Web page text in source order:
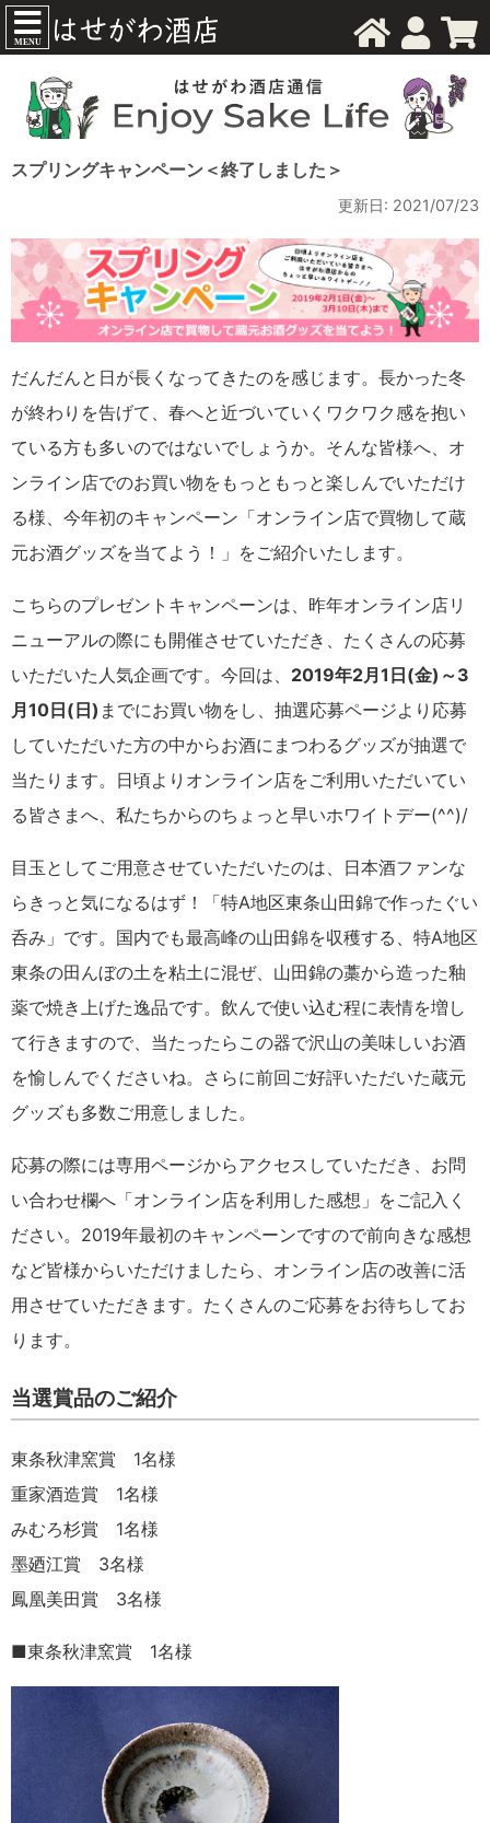
MENU
スプリングキャンペーン＜終了しました＞
更新日: 2021/07/23
だんだんと日が長くなってきたのを感じます。長かった冬
が終わりを告げて、春へと近づいていくワクワク感を抱い
ている方も多いのではないでしょうか。そんな皆様へ、オ
ンライン店でのお買い物をもっともっと楽しんでいただけ
る様、今年初のキャンペーン「オンライン店で買物して蔵
元お酒グッズを当てよう！」をご紹介いたします。
こちらのプレゼントキャンペーンは、昨年オンライン店リ
ニューアルの際にも開催させていただき、たくさんの応募
いただいた人気企画です。今回は、 2019年2月1日(金)～3
月10日(日) までにお買い物をし、抽選応募ページより応募
していただいた方の中からお酒にまつわるグッズが抽選で
当たります。日頃よりオンライン店をご利用いただいてい
る皆さまへ、私たちからのちょっと早いホワイトデー(^^)/
目玉としてご用意させていただいたのは、日本酒ファンな
らきっと気になるはず！「特A地区東条山田錦で作ったぐい
呑み」です。国内でも最高峰の山田錦を収穫する、特A地区
東条の田んぼの土を粘土に混ぜ、山田錦の藁から造った釉
薬で焼き上げた逸品です。飲んで使い込む程に表情を増し
て行きますので、当たったらこの器で沢山の美味しいお酒
を愉しんでくださいね。さらに前回ご好評いただいた蔵元
グッズも多数ご用意しました。
応募の際には専用ページからアクセスしていただき、お問
い合わせ欄へ「オンライン店を利用した感想」をご記入く
ださい。2019年最初のキャンペーンですので前向きな感想
など皆様からいただけましたら、オンライン店の改善に活
用させていただきます。たくさんのご応募をお待ちしてお
ります。
当選賞品のご紹介
東条秋津窯賞 1名様
重家酒造賞 1名様
みむろ杉賞 1名様
墨廼江賞 3名様
鳳凰美田賞 3名様
■東条秋津窯賞 1名様